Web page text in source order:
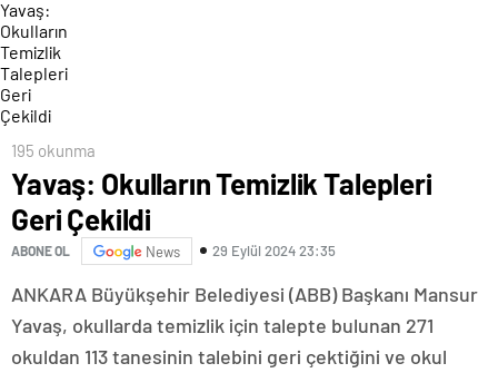
195 okunma
Yavaş: Okulların Temizlik Talepleri
Geri Çekildi
ABONE OL News 29 Eylül 2024 23:35
ANKARA Büyükşehir Belediyesi (ABB) Başkanı Mansur
Yavaş, okullarda temizlik için talepte bulunan 271
okuldan 113 tanesinin talebini geri çektiğini ve okul